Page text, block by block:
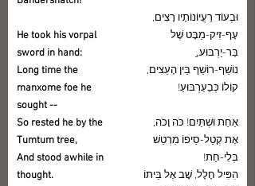
וּבְעוֹד רַעֲיוֹנוֹתָיו רָצִים,
עָף-זִיק-מַבָּט שֶׁל
בַּר-יַרְבּוּע,ַ
נוֹשֵׁף-רוֹשֵׁף בֵּין הָעֵצִים,
קוֹלוֹ כְּבַעַרְבּוּעַ!
אַחַת וּשְׁתַּיִם! כֹּה וָכֹה,
אֶת קְטַל-סֵיפוֹ מִרְטֵשׁ
בְּלִי-חַת!
הִפִּיל חָלָל, שָׁב אֶל בֵּיתוֹ
He took his vorpal
sword in hand:
Long time the
manxome foe he
sought --
So rested he by the
Tumtum tree,
And stood awhile in
thought.